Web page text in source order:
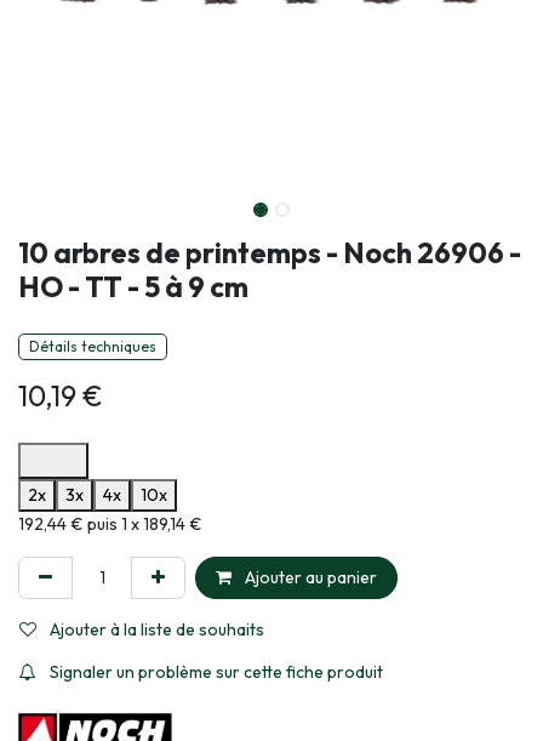
10 arbres de printemps - Noch 26906 -
HO - TT - 5 à 9 cm
Détails techniques
10,19€
2x
3x 4x
10x
Informations sur le plan de paiement sélectionné
192,44 € puis 1 x 189,14 €
Ajouter au panier
Ajouter à la liste de souhaits
Signaler un problème sur cette fiche produit